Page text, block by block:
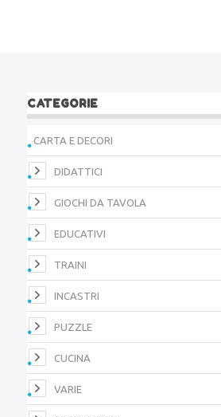
CATEGORIE
CARTA E DECORI
DIDATTICI
GIOCHI DA TAVOLA
EDUCATIVI
TRAINI
INCASTRI
PUZZLE
CUCINA
VARIE